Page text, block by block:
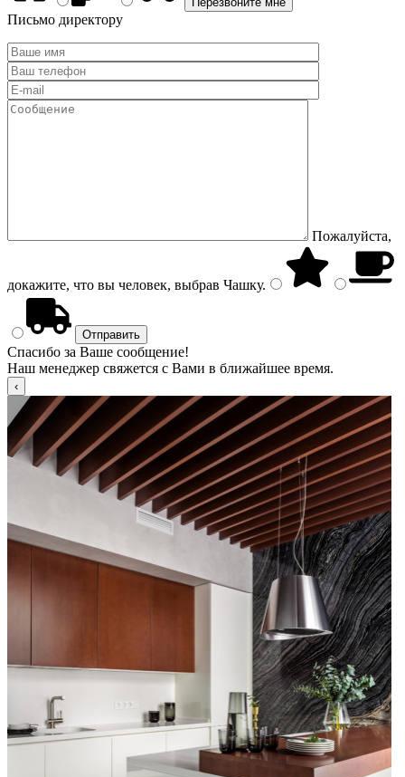
Письмо директору
Пожалуйста,
докажите, что вы человек, выбрав Чашку.
Спасибо за Ваше сообщение!
Наш менеджер свяжется с Вами в ближайшее время.